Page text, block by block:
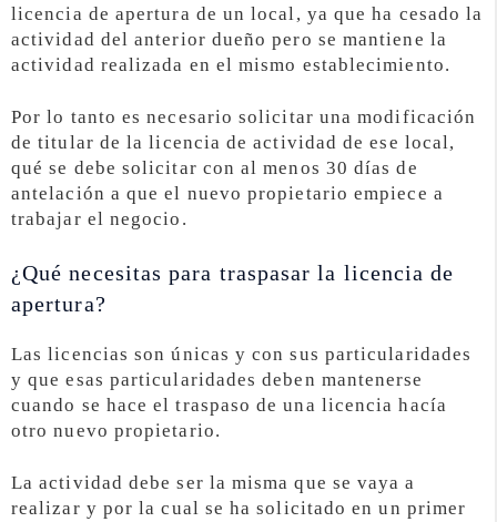
licencia de apertura de un local, ya que ha cesado la
actividad del anterior dueño pero se mantiene la
actividad realizada en el mismo establecimiento.
Por lo tanto es necesario solicitar una modificación
de titular de la licencia de actividad de ese local,
qué se debe solicitar con al menos 30 días de
antelación a que el nuevo propietario empiece a
trabajar el negocio.
¿Qué necesitas para traspasar la licencia de
apertura?
Las licencias son únicas y con sus particularidades
y que esas particularidades deben mantenerse
cuando se hace el traspaso de una licencia hacía
otro nuevo propietario.
La actividad debe ser la misma que se vaya a
realizar y por la cual se ha solicitado en un primer